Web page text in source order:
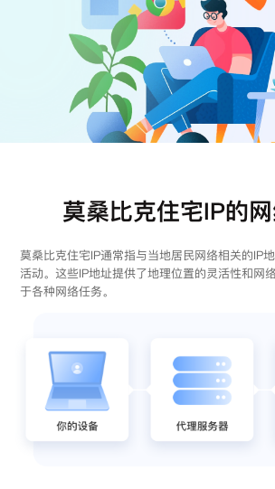
莫桑比克住宅IP的
莫桑比克住宅IP通常指与当地居民网络相关的IP
活动。这些IP地址提供了地理位置的灵活性和网
于各种网络任务。